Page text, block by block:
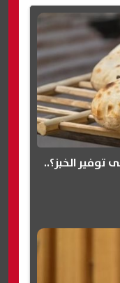
توفير الخبز؟..